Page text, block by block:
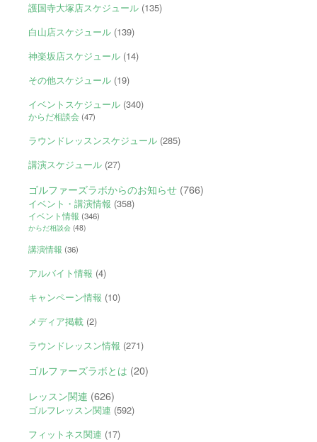
護国寺大塚店スケジュール(135)
白山店スケジュール(139)
神楽坂店スケジュール(14)
その他スケジュール(19)
イベントスケジュール(340)
からだ相談会(47)
ラウンドレッスンスケジュール(285)
講演スケジュール(27)
ゴルファーズラボからのお知らせ(766)
イベント・講演情報 (358)
イベント情報 (346)
からだ相談会(48)
講演情報 (36)
アルバイト情報 (4)
キャンペーン情報 (10)
メディア掲載(2)
ラウンドレッスン情報 (271)
ゴルファーズラボとは (20)
レッスン関連 (626)
ゴルフレッスン関連 (592)
フィットネス関連 (17)